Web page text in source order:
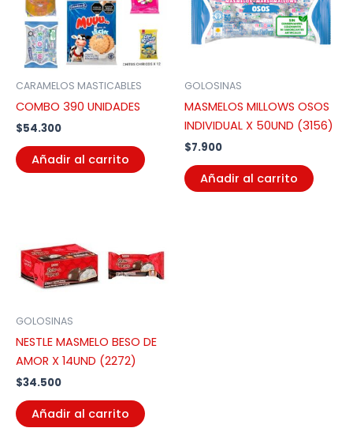
CARAMELOS MASTICABLES
COMBO 390 UNIDADES
$54.300
Añadir al carrito
GOLOSINAS
MASMELOS MILLOWS OSOS
INDIVIDUAL X 50UND (3156)
$7.900
Añadir al carrito
GOLOSINAS
NESTLE MASMELO BESO DE
AMOR X 14UND (2272)
$34.500
Añadir al carrito